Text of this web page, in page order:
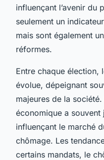
influençant l’avenir du
seulement un
mais sont également
réformes.
Entre chaque élection,
évolue, dépeignant
majeures de la
économique a souvent
influençant le marché
chômage. Les
certains mandats, le